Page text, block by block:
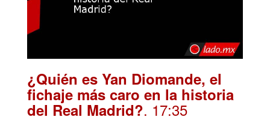
¿Quién es Yan Diomande, el
fichaje más caro en la historia
del Real Madrid?. 17:35